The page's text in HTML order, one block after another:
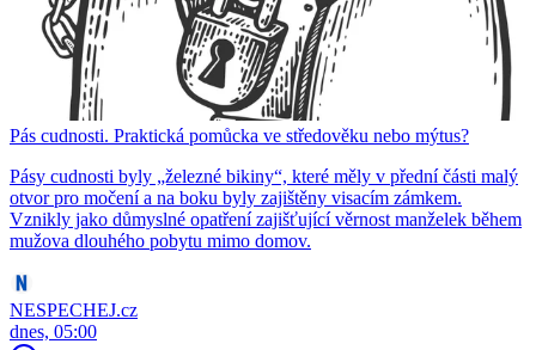
Pás cudnosti. Praktická pomůcka ve středověku nebo mýtus?
Pásy cudnosti byly „železné bikiny“, které měly v přední části malý
otvor pro močení a na boku byly zajištěny visacím zámkem.
Vznikly jako důmyslné opatření zajišťující věrnost manželek během
mužova dlouhého pobytu mimo domov.
NESPECHEJ.cz
dnes, 05:00